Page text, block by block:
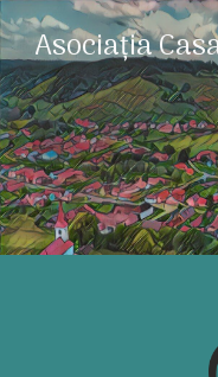
Asociația